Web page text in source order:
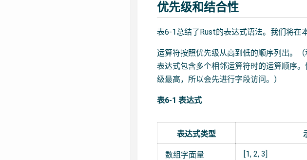
优先级和结合性
表6-1总结了Rust的表达式语法。我们将在
运算符按照优先级从高到低的顺序列出。
表达式包含多个相邻运算符时的运算顺序。
级最高，所以会先进行字段访问。）
表6-1 表达式
表达式类型
数组字面量 [1, 2, 3]